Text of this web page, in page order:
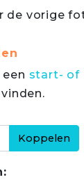
de vorige
start- of